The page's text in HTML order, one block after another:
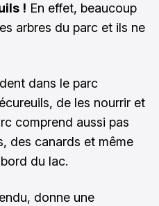
! En effet, beaucoup
arbres du parc et ils ne
dans le parc
de les nourrir et
comprend aussi pas
des canards et même
du lac.
donne une